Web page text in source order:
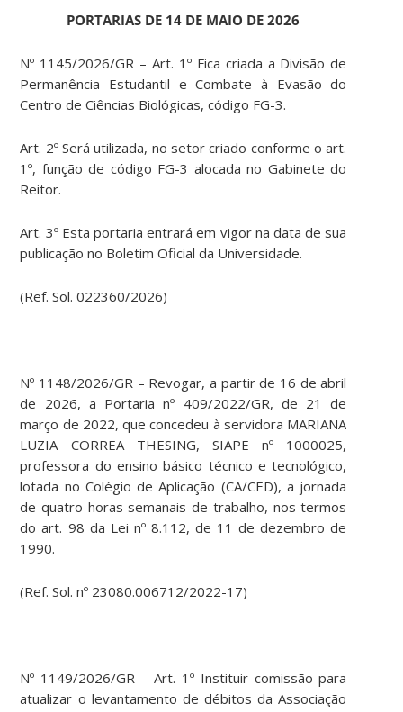
PORTARIAS DE 14 DE MAIO DE 2026
Nº 1145/2026/GR – Art. 1º Fica criada a Divisão de
Permanência Estudantil e Combate à Evasão do
Centro de Ciências Biológicas, código FG-3.
Art. 2º Será utilizada, no setor criado conforme o art.
1º, função de código FG-3 alocada no Gabinete do
Reitor.
Art. 3º Esta portaria entrará em vigor na data de sua
publicação no Boletim Oficial da Universidade.
(Ref. Sol. 022360/2026)
Nº 1148/2026/GR – Revogar, a partir de 16 de abril
de 2026, a Portaria nº 409/2022/GR, de 21 de
março de 2022, que concedeu à servidora MARIANA
LUZIA CORREA THESING, SIAPE nº 1000025,
professora do ensino básico técnico e tecnológico,
lotada no Colégio de Aplicação (CA/CED), a jornada
de quatro horas semanais de trabalho, nos termos
do art. 98 da Lei nº 8.112, de 11 de dezembro de
1990.
(Ref. Sol. nº 23080.006712/2022-17)
Nº 1149/2026/GR – Art. 1º Instituir comissão para
atualizar o levantamento de débitos da Associação